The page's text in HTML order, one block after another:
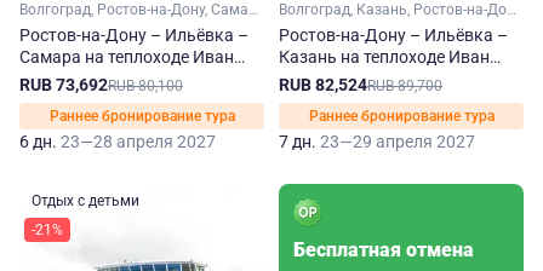
Волгоград, Ростов-на-Дону, Самара, Саратов
Ростов-на-Дону – Ильёвка –
Самара на теплоходе Иван
Бунин
RUB 73,692RUB 80,100
Раннее бронирование тура
6 дн. 23—28 апреля 2027
Волгоград, Казань, Ростов-на-Дону, Самара, Саратов
Ростов-на-Дону – Ильёвка –
Казань на теплоходе Иван
Бунин
RUB 82,524RUB 89,700
Раннее бронирование тура
7 дн. 23—29 апреля 2027
Отдых с детьми
-21%
Бесплатная отмена